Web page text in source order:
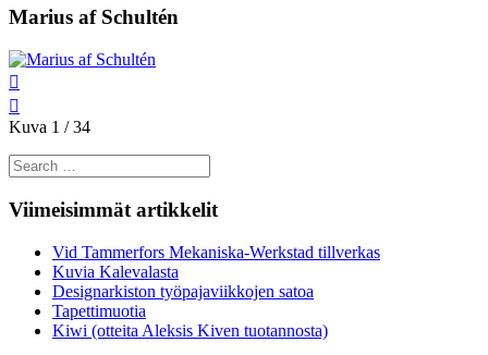
Marius af Schultén
Kuva 1 / 34
Search
for:
Viimeisimmät artikkelit
Vid Tammerfors Mekaniska-Werkstad tillverkas
Kuvia Kalevalasta
Designarkiston työpajaviikkojen satoa
Tapettimuotia
Kiwi (otteita Aleksis Kiven tuotannosta)